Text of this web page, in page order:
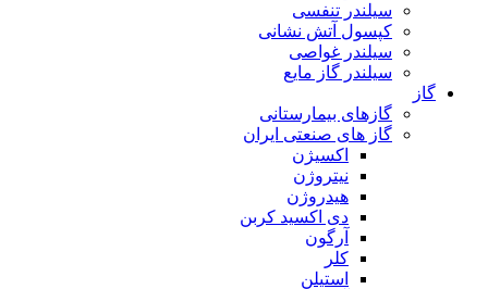
سیلندر تنفسی
کپسول آتش نشانی
سیلندر غواصی
سیلندر گاز مایع
گاز
گازهای بیمارستانی
گاز های صنعتی ایران
اکسیژن
نیتروژن
هیدروژن
دی اکسید کربن
آرگون
کلر
استیلن